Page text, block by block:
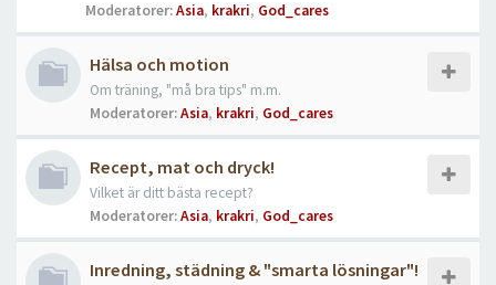
Moderatorer:Asia, krakri, God_cares
Hälsa och motion
Om träning, "må bra tips" m.m.
Moderatorer:Asia, krakri, God_cares
Recept, mat och dryck!
Vilket är ditt bästa recept?
Moderatorer:Asia, krakri, God_cares
Inredning, städning & "smarta lösningar"!